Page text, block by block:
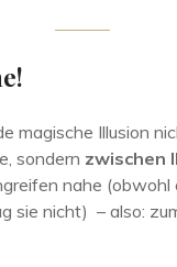
magische Illusion
sondern zwischen
nahe (obwohl
sie nicht) – also: